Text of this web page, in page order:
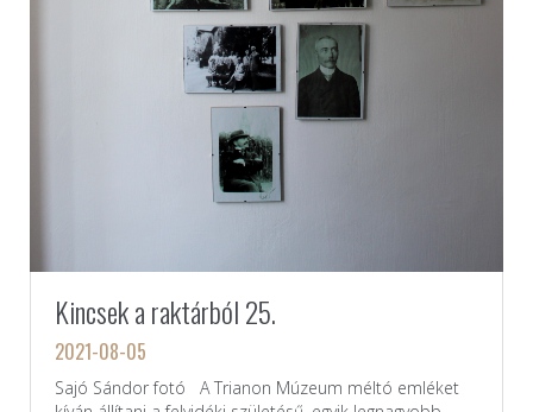
Kincsek a raktárból 25.
2021-08-05
Sajó Sándor fotó A Trianon Múzeum méltó emléket